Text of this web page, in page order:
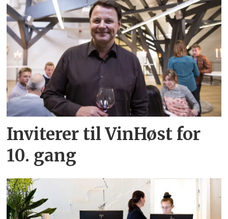
Inviterer til VinHøst for
10. gang